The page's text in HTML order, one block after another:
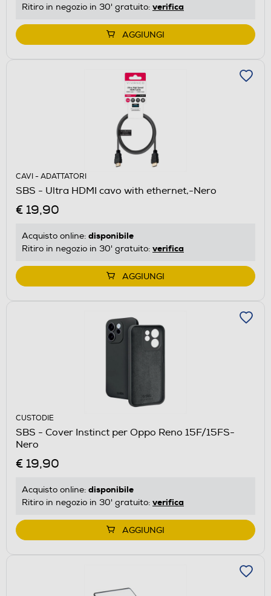
Ritiro in negozio in 30' gratuito: verifica
AGGIUNGI
CAVI - ADATTATORI
SBS - Ultra HDMI cavo with ethernet,-Nero
€ 19,90
Acquisto online: disponibile
Ritiro in negozio in 30' gratuito: verifica
AGGIUNGI
CUSTODIE
SBS - Cover Instinct per Oppo Reno 15F/15FS-
Nero
€ 19,90
Acquisto online: disponibile
Ritiro in negozio in 30' gratuito: verifica
AGGIUNGI